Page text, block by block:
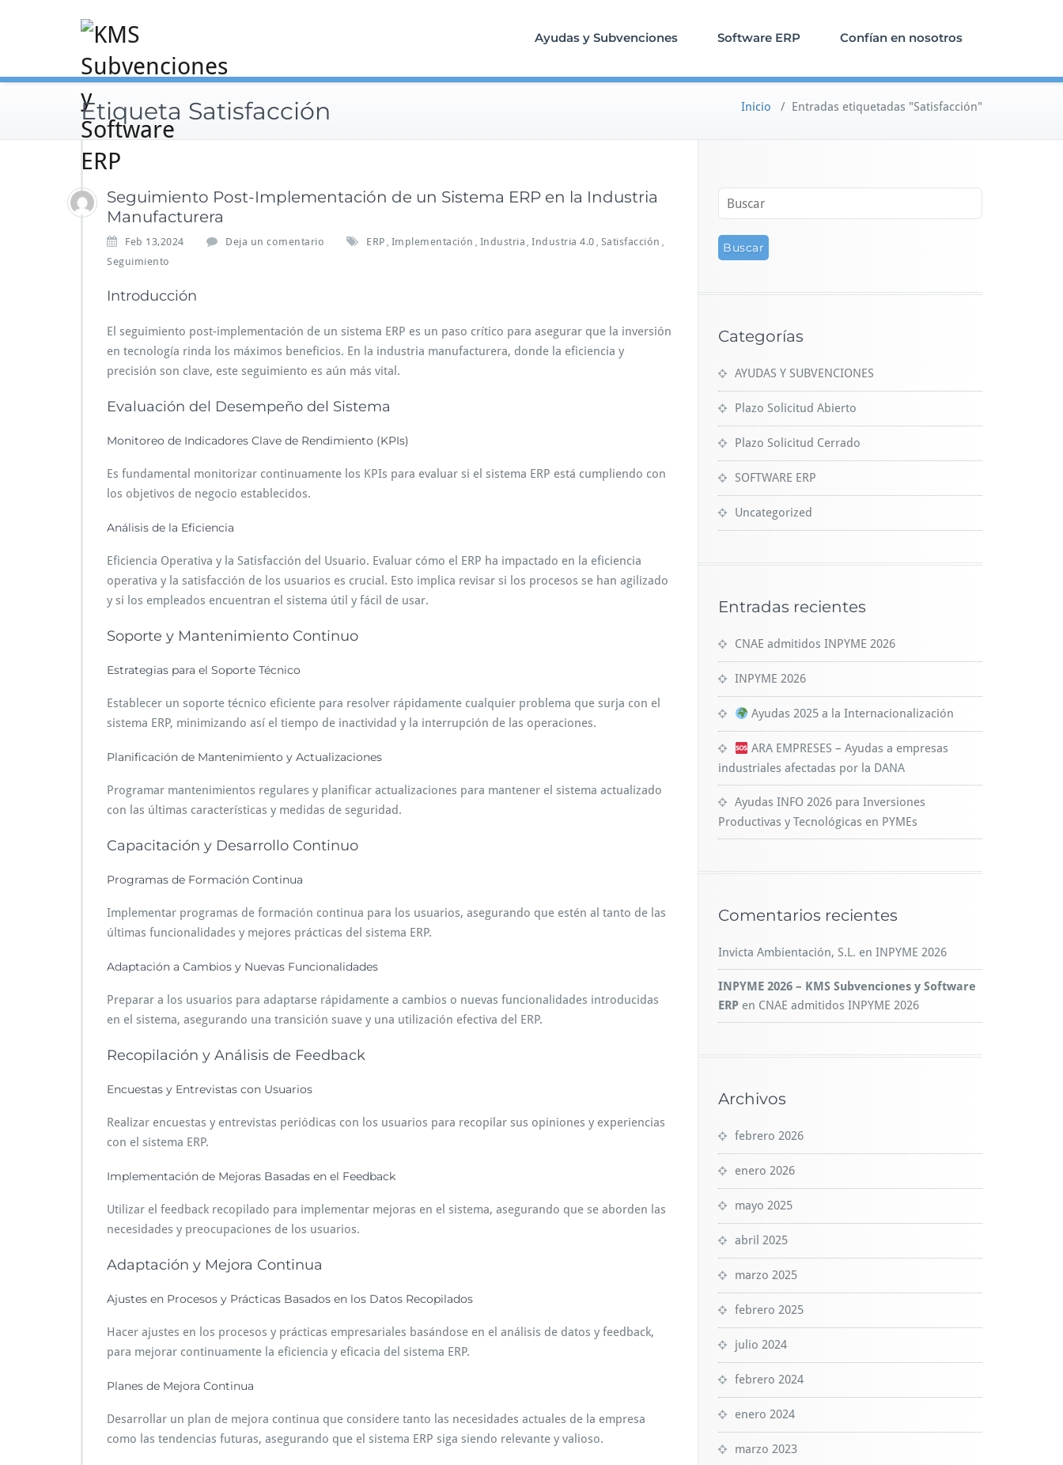
Ayudas y Subvenciones Software ERP Confían en nosotros
Etiqueta Satisfacción Inicio / Entradas etiquetadas "Satisfacción"
Seguimiento Post-Implementación de un Sistema ERP en la Industria
Manufacturera
Feb 13,2024 Deja un comentario ERP Implementación Industria Industria 4.0 Satisfacción
Seguimiento
Introducción
El seguimiento post-implementación de un sistema ERP es un paso crítico para asegurar que la inversión
en tecnología rinda los máximos beneficios. En la industria manufacturera, donde la eficiencia y
precisión son clave, este seguimiento es aún más vital.
Evaluación del Desempeño del Sistema
Monitoreo de Indicadores Clave de Rendimiento (KPIs)
Es fundamental monitorizar continuamente los KPIs para evaluar si el sistema ERP está cumpliendo con
los objetivos de negocio establecidos.
Análisis de la Eficiencia
Eficiencia Operativa y la Satisfacción del Usuario. Evaluar cómo el ERP ha impactado en la eficiencia
operativa y la satisfacción de los usuarios es crucial. Esto implica revisar si los procesos se han agilizado
y si los empleados encuentran el sistema útil y fácil de usar.
Soporte y Mantenimiento Continuo
Estrategias para el Soporte Técnico
Establecer un soporte técnico eficiente para resolver rápidamente cualquier problema que surja con el
sistema ERP, minimizando así el tiempo de inactividad y la interrupción de las operaciones.
Planificación de Mantenimiento y Actualizaciones
Programar mantenimientos regulares y planificar actualizaciones para mantener el sistema actualizado
con las últimas características y medidas de seguridad.
Capacitación y Desarrollo Continuo
Programas de Formación Continua
Implementar programas de formación continua para los usuarios, asegurando que estén al tanto de las
últimas funcionalidades y mejores prácticas del sistema ERP.
Adaptación a Cambios y Nuevas Funcionalidades
Preparar a los usuarios para adaptarse rápidamente a cambios o nuevas funcionalidades introducidas
en el sistema, asegurando una transición suave y una utilización efectiva del ERP.
Recopilación y Análisis de Feedback
Encuestas y Entrevistas con Usuarios
Realizar encuestas y entrevistas periódicas con los usuarios para recopilar sus opiniones y experiencias
con el sistema ERP.
Implementación de Mejoras Basadas en el Feedback
Utilizar el feedback recopilado para implementar mejoras en el sistema, asegurando que se aborden las
necesidades y preocupaciones de los usuarios.
Adaptación y Mejora Continua
Ajustes en Procesos y Prácticas Basados en los Datos Recopilados
Hacer ajustes en los procesos y prácticas empresariales basándose en el análisis de datos y feedback,
para mejorar continuamente la eficiencia y eficacia del sistema ERP.
Planes de Mejora Continua
Desarrollar un plan de mejora continua que considere tanto las necesidades actuales de la empresa
como las tendencias futuras, asegurando que el sistema ERP siga siendo relevante y valioso.
Categorías
AYUDAS Y SUBVENCIONES
Plazo Solicitud Abierto
Plazo Solicitud Cerrado
SOFTWARE ERP
Uncategorized
Entradas recientes
CNAE admitidos INPYME 2026
INPYME 2026
Ayudas 2025 a la Internacionalización
ARA EMPRESES – Ayudas a empresas
industriales afectadas por la DANA
Ayudas INFO 2026 para Inversiones
Productivas y Tecnológicas en PYMEs
Comentarios recientes
Invicta Ambientación, S.L. en INPYME 2026
INPYME 2026 – KMS Subvenciones y Software
ERP en CNAE admitidos INPYME 2026
Archivos
febrero 2026
enero 2026
mayo 2025
abril 2025
marzo 2025
febrero 2025
julio 2024
febrero 2024
enero 2024
marzo 2023